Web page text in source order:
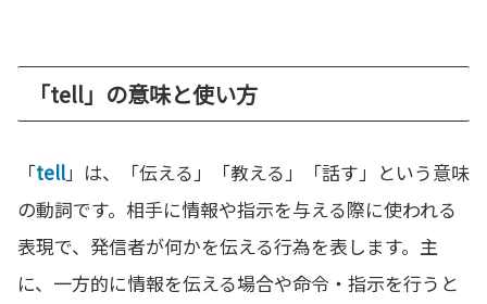
「tell」の意味と使い方
「tell」は、「伝える」「教える」「話す」という意味
の動詞です。相手に情報や指示を与える際に使われる
表現で、発信者が何かを伝える行為を表します。主
に、一方的に情報を伝える場合や命令・指示を行うと